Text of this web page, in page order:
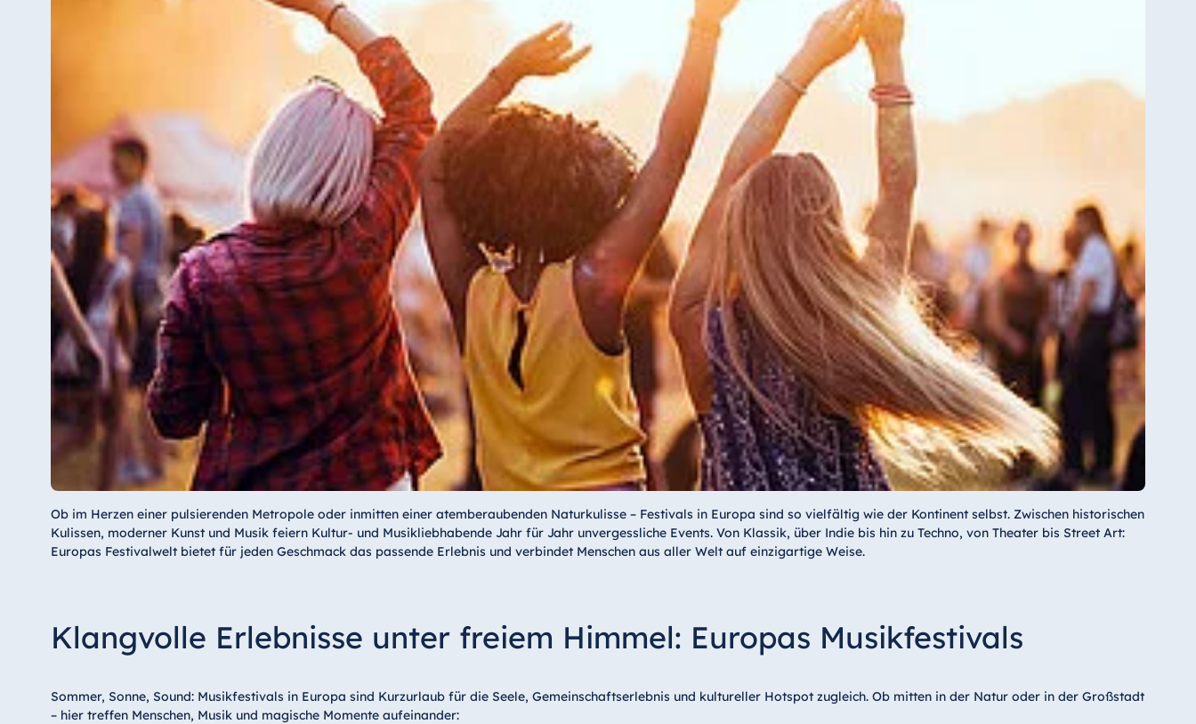
Ob im Herzen einer pulsierenden Metropole oder inmitten einer atemberaubenden Naturkulisse – Festivals in Europa sind so vielfältig wie der Kontinent selbst. Zwischen historischen
Kulissen, moderner Kunst und Musik feiern Kultur- und Musikliebhabende Jahr für Jahr unvergessliche Events. Von Klassik, über Indie bis hin zu Techno, von Theater bis Street Art:
Europas Festivalwelt bietet für jeden Geschmack das passende Erlebnis und verbindet Menschen aus aller Welt auf einzigartige Weise.
Klangvolle Erlebnisse unter freiem Himmel: Europas Musikfestivals
Sommer, Sonne, Sound: Musikfestivals in Europa sind Kurzurlaub für die Seele, Gemeinschaftserlebnis und kultureller Hotspot zugleich. Ob mitten in der Natur oder in der Großstadt
– hier treffen Menschen, Musik und magische Momente aufeinander: